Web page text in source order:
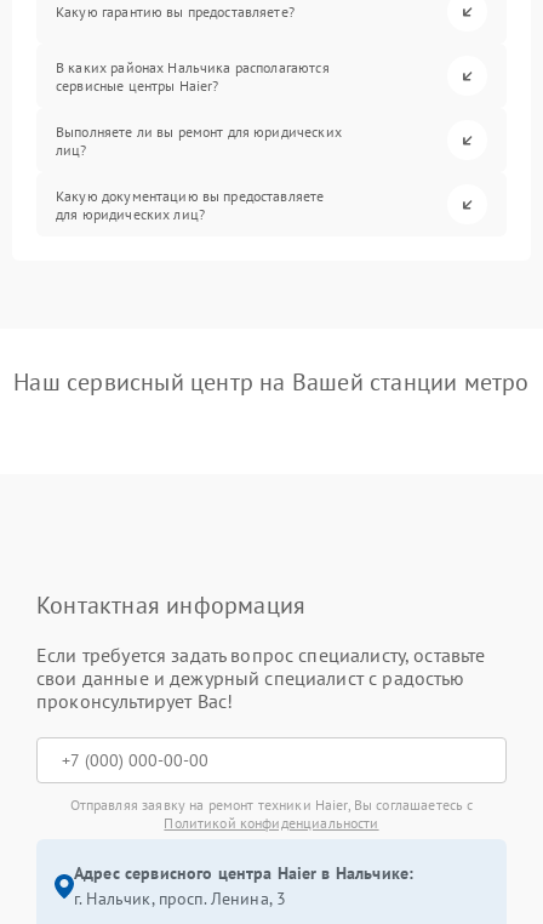
Какую гарантию вы предоставляете?
В каких районах Нальчика располагаются
сервисные центры Haier?
Выполняете ли вы ремонт для юридических
лиц?
Какую документацию вы предоставляете
для юридических лиц?
Наш сервисный центр на Вашей станции метро
Контактная информация
Если требуется задать вопрос специалисту, оставьте
свои данные и дежурный специалист с радостью
проконсультирует Вас!
Отправляя заявку на ремонт техники Haier, Вы соглашаетесь с
Политикой конфиденциальности
Адрес сервисного центра Haier в Нальчике:
г. Нальчик, просп. Ленина, 3